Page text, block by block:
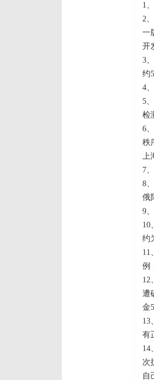
1
2
一
开
3
约
4
5
检
6
秩
上
7
8
俄
9
10
约
11
例
12
遭
金
13
有
14
次
自